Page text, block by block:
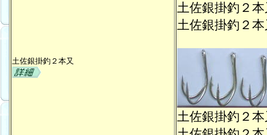
土佐銀掛釣２本又
土佐銀掛釣２
土佐銀掛釣２
土佐銀掛釣２